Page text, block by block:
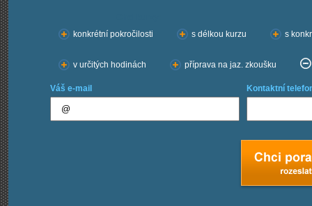
konkrétní pokročilosti
s délkou kurzu s
v určitých hodinách příprava na jaz. zkoušku
Váš e-mail Kontaktní